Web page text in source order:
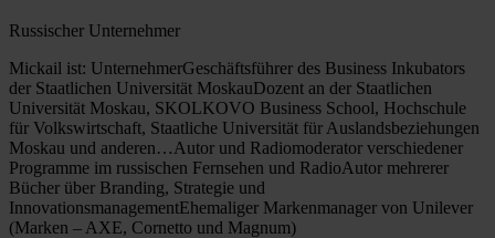
Russischer Unternehmer
Mickail ist: UnternehmerGeschäftsführer des Business Inkubators
der Staatlichen Universität MoskauDozent an der Staatlichen
Universität Moskau, SKOLKOVO Business School, Hochschule
für Volkswirtschaft, Staatliche Universität für Auslandsbeziehungen
Moskau und anderen…Autor und Radiomoderator verschiedener
Programme im russischen Fernsehen und RadioAutor mehrerer
Bücher über Branding, Strategie und
InnovationsmanagementEhemaliger Markenmanager von Unilever
(Marken – AXE, Cornetto und Magnum)